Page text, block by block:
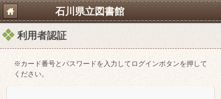
石川県立図書館
利用者認証
※カード番号とパスワードを入力してログインボタンを押して
ください。